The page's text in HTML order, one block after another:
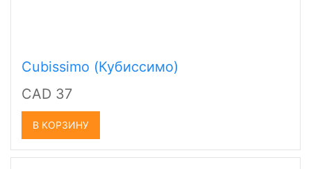
Cubissimo (Кубиссимо)
CAD 37
В КОРЗИНУ